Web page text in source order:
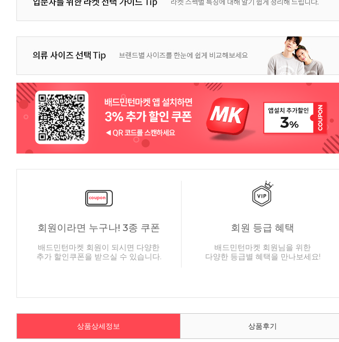
회원이라면 누구나! 3종 쿠폰
배드민턴마켓 회원이 되시면 다양한
추가 할인쿠폰을 받으실 수 있습니다.
회원 등급 혜택
배드민턴마켓 회원님을 위한
다양한 등급별 혜택을 만나보세요!
상품상세정보 상품후기